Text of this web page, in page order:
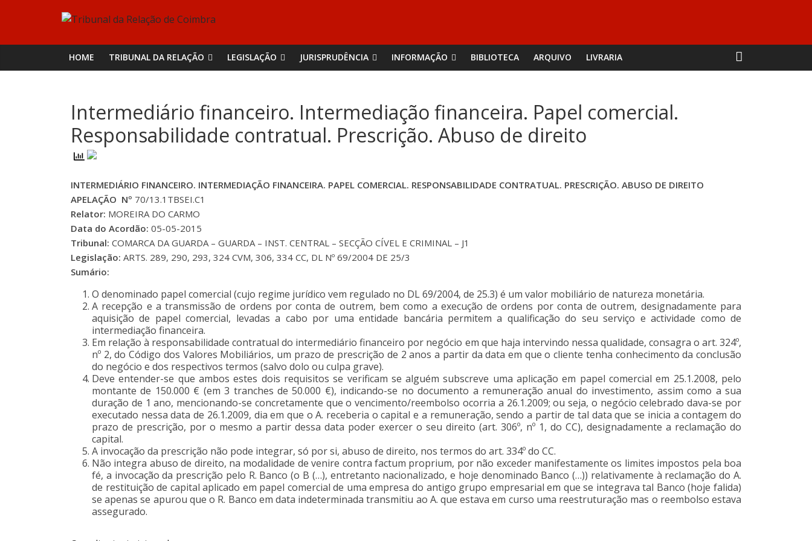
Tribunal
da
Relação
de
Coimbra
HOME TRIBUNAL DA RELAÇÃO LEGISLAÇÃO JURISPRUDÊNCIA INFORMAÇÃO BIBLIOTECA ARQUIVO LIVRARIA
Intermediário financeiro. Intermediação financeira. Papel comercial.
Responsabilidade contratual. Prescrição. Abuso de direito
INTERMEDIÁRIO FINANCEIRO. INTERMEDIAÇÃO FINANCEIRA. PAPEL COMERCIAL. RESPONSABILIDADE CONTRATUAL. PRESCRIÇÃO. ABUSO DE DIREITO
APELAÇÃO Nº 70/13.1TBSEI.C1
Relator: MOREIRA DO CARMO
Data do Acordão: 05-05-2015
Tribunal: COMARCA DA GUARDA – GUARDA – INST. CENTRAL – SECÇÃO CÍVEL E CRIMINAL – J1
Legislação: ARTS. 289, 290, 293, 324 CVM, 306, 334 CC, DL Nº 69/2004 DE 25/3
Sumário:
O denominado papel comercial (cujo regime jurídico vem regulado no DL 69/2004, de 25.3) é um valor mobiliário de natureza monetária.
A recepção e a transmissão de ordens por conta de outrem, bem como a execução de ordens por conta de outrem, designadamente para
aquisição de papel comercial, levadas a cabo por uma entidade bancária permitem a qualificação do seu serviço e actividade como de
intermediação financeira.
Em relação à responsabilidade contratual do intermediário financeiro por negócio em que haja intervindo nessa qualidade, consagra o art. 324º,
nº 2, do Código dos Valores Mobiliários, um prazo de prescrição de 2 anos a partir da data em que o cliente tenha conhecimento da conclusão
do negócio e dos respectivos termos (salvo dolo ou culpa grave).
Deve entender-se que ambos estes dois requisitos se verificam se alguém subscreve uma aplicação em papel comercial em 25.1.2008, pelo
montante de 150.000 € (em 3 tranches de 50.000 €), indicando-se no documento a remuneração anual do investimento, assim como a sua
duração de 1 ano, mencionando-se concretamente que o vencimento/reembolso ocorria a 26.1.2009; ou seja, o negócio celebrado dava-se por
executado nessa data de 26.1.2009, dia em que o A. receberia o capital e a remuneração, sendo a partir de tal data que se inicia a contagem do
prazo de prescrição, por o mesmo a partir dessa data poder exercer o seu direito (art. 306º, nº 1, do CC), designadamente a reclamação do
capital.
A invocação da prescrição não pode integrar, só por si, abuso de direito, nos termos do art. 334º do CC.
Não integra abuso de direito, na modalidade de venire contra factum proprium, por não exceder manifestamente os limites impostos pela boa
fé, a invocação da prescrição pelo R. Banco (o B (…), entretanto nacionalizado, e hoje denominado Banco (…)) relativamente à reclamação do A.
de restituição de capital aplicado em papel comercial de uma empresa do antigo grupo empresarial em que se integrava tal Banco (hoje falida)
se apenas se apurou que o R. Banco em data indeterminada transmitiu ao A. que estava em curso uma reestruturação mas o reembolso estava
assegurado.